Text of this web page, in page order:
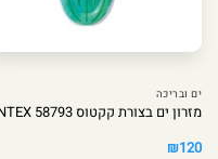
ים ובריכה
מזרון ים בצורת קקטוס INTEX 58793
₪120